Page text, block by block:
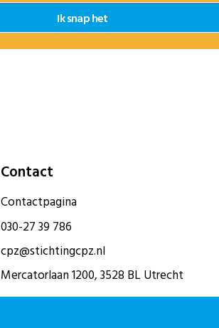
Ik snap het
Contact
Contactpagina
030-27 39 786
cpz@stichtingcpz.nl
Mercatorlaan 1200, 3528 BL Utrecht